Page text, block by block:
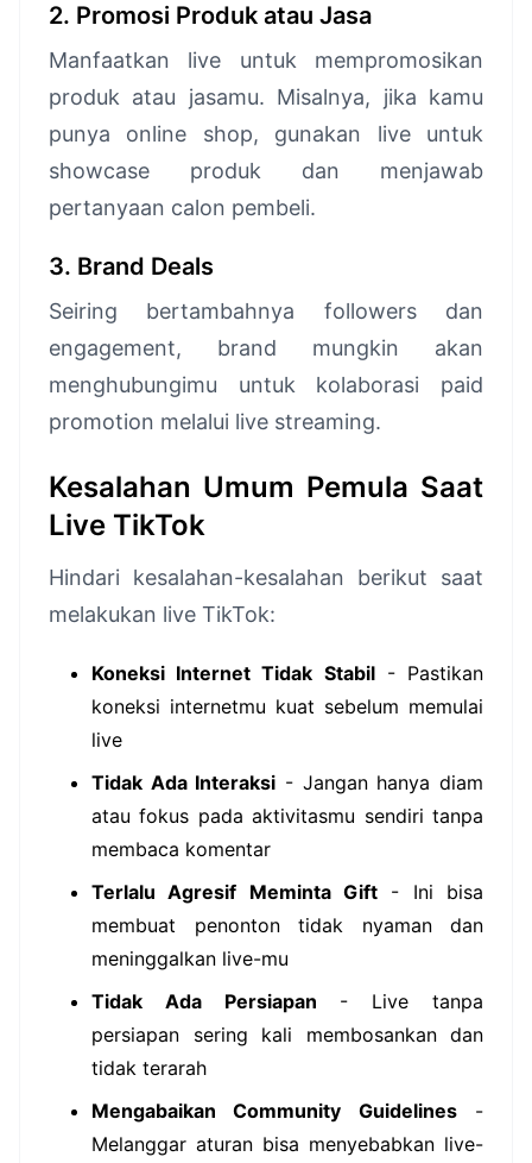
2. Promosi Produk atau Jasa
Manfaatkan live untuk mempromosikan
produk atau jasamu. Misalnya, jika kamu
punya online shop, gunakan live untuk
showcase produk dan menjawab
pertanyaan calon pembeli.
3. Brand Deals
Seiring bertambahnya followers dan
engagement, brand mungkin akan
menghubungimu untuk kolaborasi paid
promotion melalui live streaming.
Kesalahan Umum Pemula Saat
Live TikTok
Hindari kesalahan-kesalahan berikut saat
melakukan live TikTok:
Koneksi Internet Tidak Stabil- Pastikan
koneksi internetmu kuat sebelum memulai
live
Tidak Ada Interaksi - Jangan hanya diam
atau fokus pada aktivitasmu sendiri tanpa
membaca komentar
Terlalu Agresif Meminta Gift - Ini bisa
membuat penonton tidak nyaman dan
meninggalkan live-mu
Tidak Ada Persiapan - Live tanpa
persiapan sering kali membosankan dan
tidak terarah
Mengabaikan Community Guidelines-
Melanggar aturan bisa menyebabkan live-